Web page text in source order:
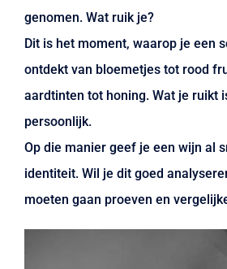
genomen. Wat ruik je?
Dit is het moment, waarop je een
ontdekt van bloemetjes tot rood
aardtinten tot honing. Wat je ruikt
persoonlijk.
Op die manier geef je een wijn al
identiteit. Wil je dit goed
moeten gaan proeven en